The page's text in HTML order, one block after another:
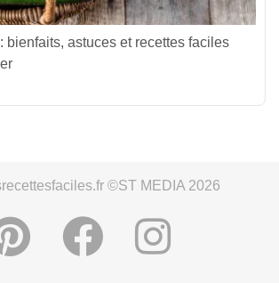
bienfaits, astuces et recettes faciles
©ST MEDIA 2026